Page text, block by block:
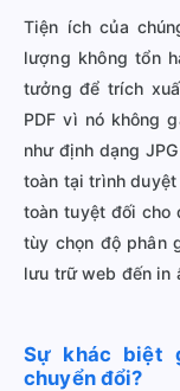
Tiện ích của
lượng không tổn
tưởng để trích
PDF vì nó không
như định dạng
toàn tại trình
toàn tuyệt đối cho
tùy chọn độ phân
lưu trữ web đến in
Sự khác biệt
chuyển đổi?